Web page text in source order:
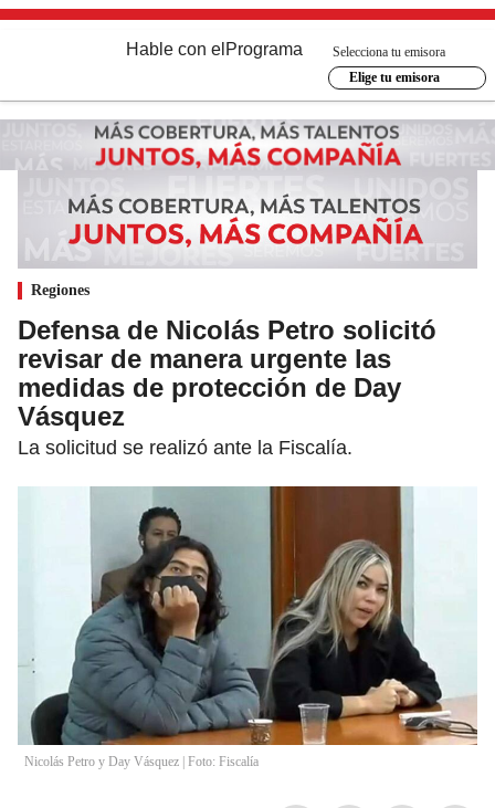
Hable con el Programa
Selecciona tu emisora
Elige tu emisora
Regiones
Defensa de Nicolás Petro solicitó
revisar de manera urgente las
medidas de protección de Day
Vásquez
La solicitud se realizó ante la Fiscalía.
Nicolás Petro y Day Vásquez | Foto: Fiscalía